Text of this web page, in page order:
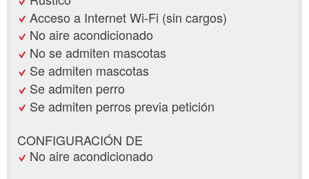
Acceso a Internet Wi-Fi (sin cargos)
No aire acondicionado
No se admiten mascotas
Se admiten mascotas
Se admiten perro
Se admiten perros previa petición
CONFIGURACIÓN DE
No aire acondicionado